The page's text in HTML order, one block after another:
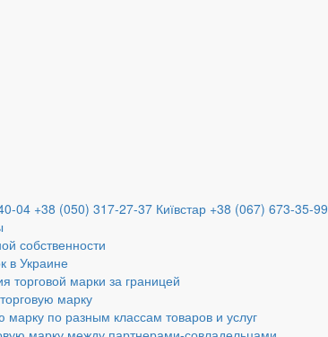
04 +38 (050) 317-27-37 Київстар +38 (067) 673-35-99
собственности
в Украине
торговой марки за границей
марку
марку по разным классам товаров и услуг